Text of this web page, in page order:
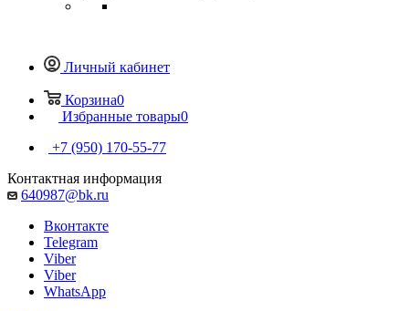
Личный кабинет
Корзина0
Избранные товары0
+7 (950) 170-55-77
Контактная информация
640987@bk.ru
Вконтакте
Telegram
Viber
Viber
WhatsApp